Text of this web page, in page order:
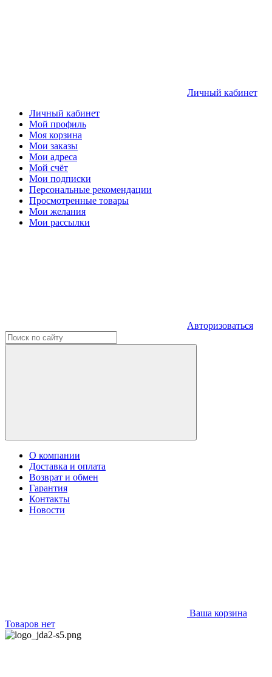
Личный кабинет
Личный кабинет
Мой профиль
Моя корзина
Мои заказы
Мои адреса
Мой счёт
Мои подписки
Персональные рекомендации
Просмотренные товары
Мои желания
Мои рассылки
Авторизоваться
О компании
Доставка и оплата
Возврат и обмен
Гарантия
Контакты
Новости
Ваша корзина
Товаров нет